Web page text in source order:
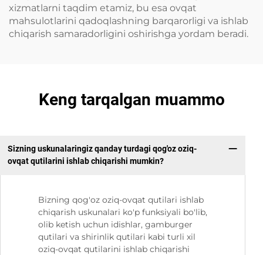
xizmatlarni taqdim etamiz, bu esa ovqat
mahsulotlarini qadoqlashning barqarorligi va ishlab
chiqarish samaradorligini oshirishga yordam beradi.
Keng tarqalgan muammo
Sizning uskunalaringiz qanday turdagi qog'oz oziq-
ovqat qutilarini ishlab chiqarishi mumkin?
Bizning qog'oz oziq-ovqat qutilari ishlab
chiqarish uskunalari ko'p funksiyali bo'lib,
olib ketish uchun idishlar, gamburger
qutilari va shirinlik qutilari kabi turli xil
oziq-ovqat qutilarini ishlab chiqarishi